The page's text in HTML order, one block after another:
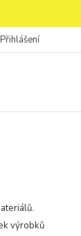
Přihlášení
výrobků